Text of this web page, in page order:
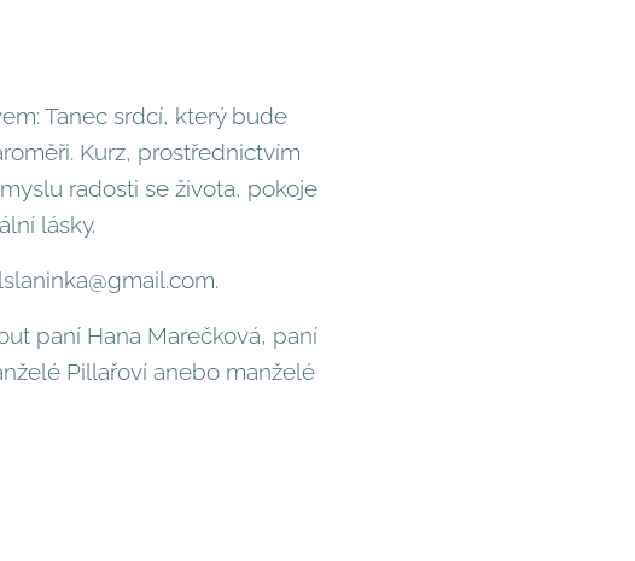
Tanec srdcí, který bude
Kurz, prostřednictvím
radosti se života, pokoje
lásky.
paní Hana Marečková, paní
Pillařoví anebo manželé